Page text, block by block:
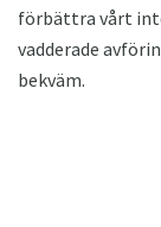
förbättra vårt
vadderade
bekväm.